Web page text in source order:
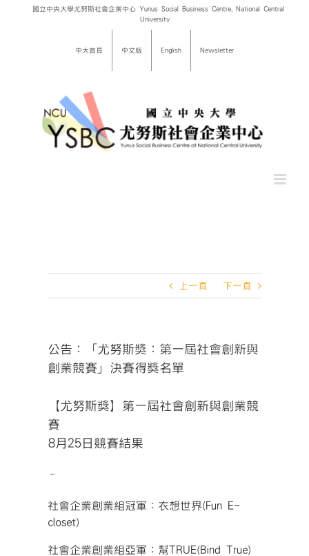
國立中央大學尤努斯社會企業中心 Yunus Social Business Centre, National Central
University
中大首頁 中文版 English Newsletter
上一頁 下一頁
公告：「尤努斯獎：第一屆社會創新與
創業競賽」決賽得獎名單
【尤努斯獎】第一屆社會創新與創業競
賽
8月25日競賽結果
–
社會企業創業組冠軍：衣想世界(Fun E-
closet)
社會企業創業組亞軍：幫TRUE(Bind True)